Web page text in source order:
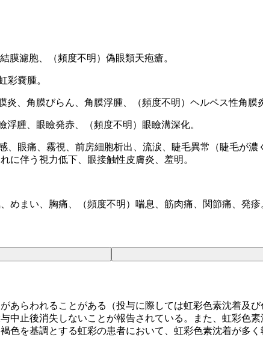
濾胞、（頻度不明）偽眼類天疱瘡。
彩嚢腫。
、角膜びらん、角膜浮腫、（頻度不明）ヘルペス性角膜
腫、眼瞼発赤、（頻度不明）眼瞼溝深化。
眼痛、霧視、前房細胞析出、流涙、睫毛異常（睫毛が
に伴う視力低下、眼接触性皮膚炎、羞明。
まい、胸痛、（頻度不明）喘息、筋肉痛、関節痛、発疹
らわれることがある（投与に際しては虹彩色素沈着及
中止後消失しないことが報告されている。また、虹彩色
色を基調とする虹彩の患者において、虹彩色素沈着が多